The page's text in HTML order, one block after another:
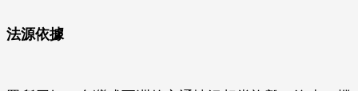
法源依據